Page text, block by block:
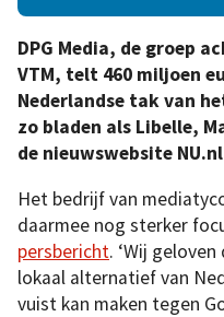
DPG Media, de groep
VTM, telt 460 miljoen
Nederlandse tak van
zo bladen als Libelle,
de nieuwswebsite
Het bedrijf van
daarmee nog sterker
persbericht. ‘Wij
lokaal alternatief van
vuist kan maken tegen